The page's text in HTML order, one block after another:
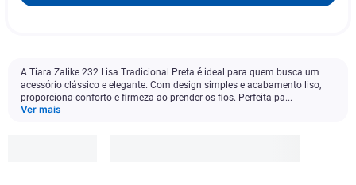
A Tiara Zalike 232 Lisa Tradicional Preta é ideal para quem busca um
acessório clássico e elegante. Com design simples e acabamento liso,
proporciona conforto e firmeza ao prender os fios. Perfeita pa...
Ver mais